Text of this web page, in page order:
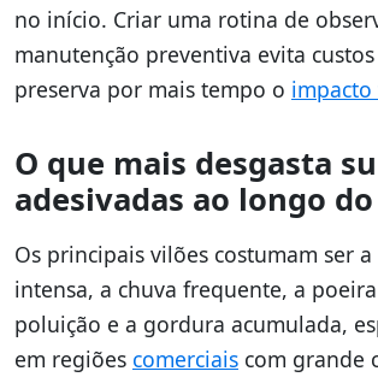
no início. Criar uma rotina de
manutenção preventiva evita
preserva por mais tempo o impacto
O que mais desgasta
adesivadas ao longo
Os principais vilões costumam ser
intensa, a chuva frequente, a
poluição e a gordura acumulada,
em regiões comerciais com grande